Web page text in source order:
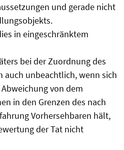
und gerade nicht
in eingeschränktem
bei der Zuordnung des
auch unbeachtlich, wenn sich
von dem
in den Grenzen des nach
Vorhersehbaren hält,
der Tat nicht